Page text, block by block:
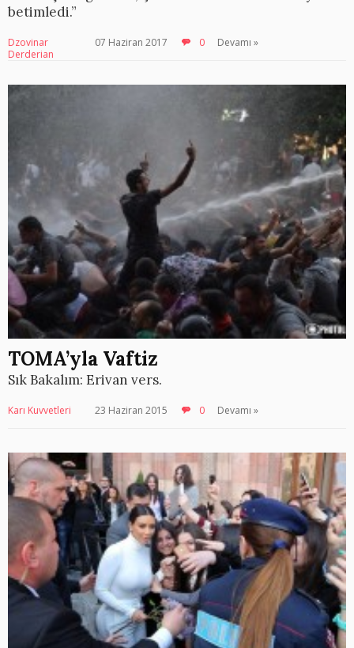
betimledi.”
Dzovinar
Derderian
07 Haziran 2017 0 Devamı »
TOMA’yla Vaftiz
Sık Bakalım: Erivan vers.
Karı Kuvvetleri 23 Haziran 2015 0 Devamı »